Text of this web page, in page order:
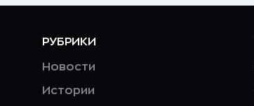
РУБРИКИ
Новости
Истории